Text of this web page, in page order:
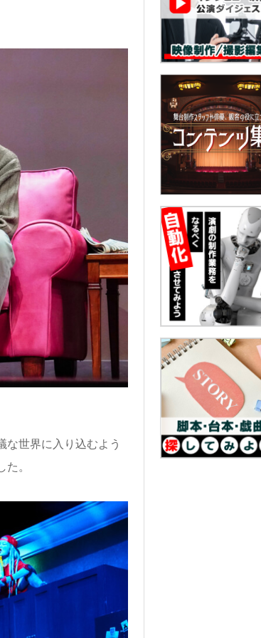
な世界に入り込むよう
。